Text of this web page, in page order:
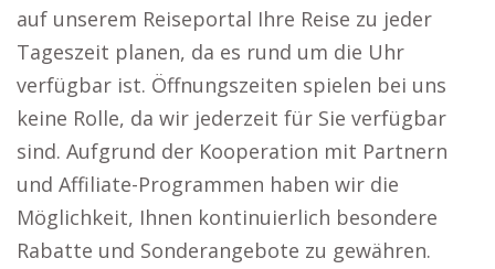
auf unserem Reiseportal Ihre Reise zu jeder
Tageszeit planen, da es rund um die Uhr
verfügbar ist. Öffnungszeiten spielen bei uns
keine Rolle, da wir jederzeit für Sie verfügbar
sind. Aufgrund der Kooperation mit Partnern
und Affiliate-Programmen haben wir die
Möglichkeit, Ihnen kontinuierlich besondere
Rabatte und Sonderangebote zu gewähren.